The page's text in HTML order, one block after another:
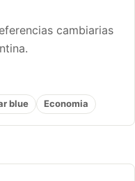
cambiarias
blue Economia